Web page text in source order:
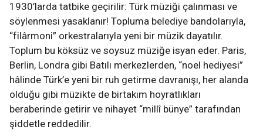
1930’larda tatbike geçirilir: Türk müziği çalınması ve
söylenmesi yasaklanır! Topluma belediye bandolarıyla,
“filârmoni” orkestralarıyla yeni bir müzik dayatılır.
Toplum bu köksüz ve soysuz müziğe isyan eder. Paris,
Berlin, Londra gibi Batılı merkezlerden, “noel hediyesi”
hâlinde Türk’e yeni bir ruh getirme davranışı, her alanda
olduğu gibi müzikte de birtakım hoyratlıkları
beraberinde getirir ve nihayet “millî bünye” tarafından
şiddetle reddedilir.